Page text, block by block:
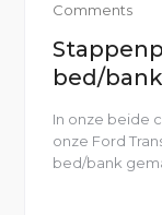
Comments
bed/bank
In onze beide
onze Ford
bed/bank